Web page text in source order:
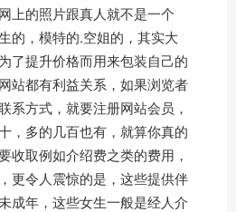
上的照片跟真人就不是一个
的，模特的.空姐的，其实大
了提升价格而用来包装自己的
站都有利益关系，如果浏览者
系方式，就要注册网站会员，
，多的几百也有，就算你真的
收取例如介绍费之类的费用，
更令人震惊的是，这些提供伴
成年，这些女生一般是经人介